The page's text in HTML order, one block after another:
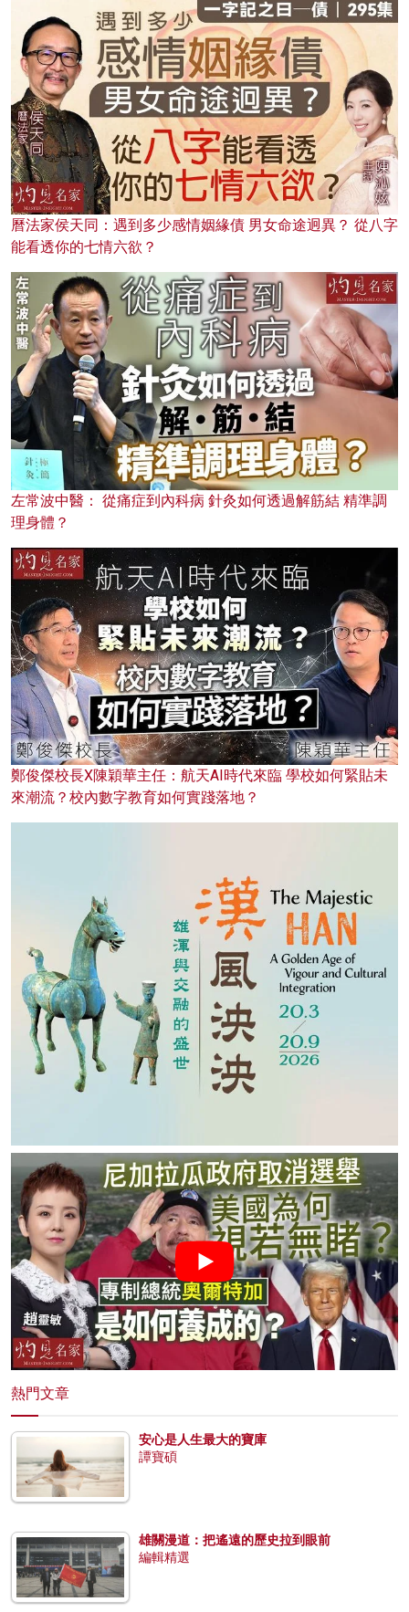
曆法家侯天同：遇到多少感情姻緣債 男女命途迥異？ 從八字
能看透你的七情六欲？
左常波中醫： 從痛症到內科病 針灸如何透過解筋結 精準調
理身體？
鄭俊傑校長X陳穎華主任：航天AI時代來臨 學校如何緊貼未
來潮流？校內數字教育如何實踐落地？
熱門文章
安心是人生最大的寶庫
譚寶碩
雄關漫道：把遙遠的歷史拉到眼前
編輯精選